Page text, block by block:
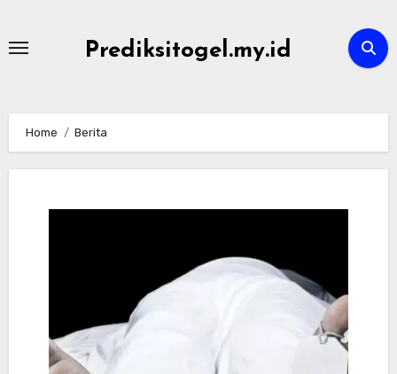
Prediksitogel.my.id
Home Berita